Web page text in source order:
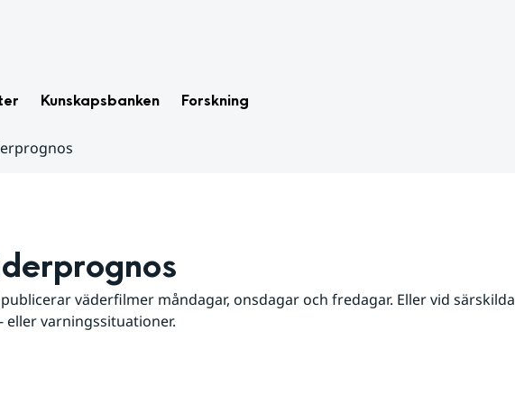
Kunskapsbanken Forskning
väderfilmer måndagar, onsdagar och fredagar. Eller vid särskilda
eller varningssituationer.